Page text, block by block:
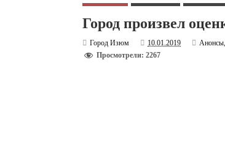
Город произвел
Город Изюм 10.01.2019 Анонсы
Просмотрели: 2267